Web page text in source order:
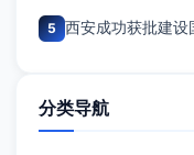
5 西安成功获批建
分类导航